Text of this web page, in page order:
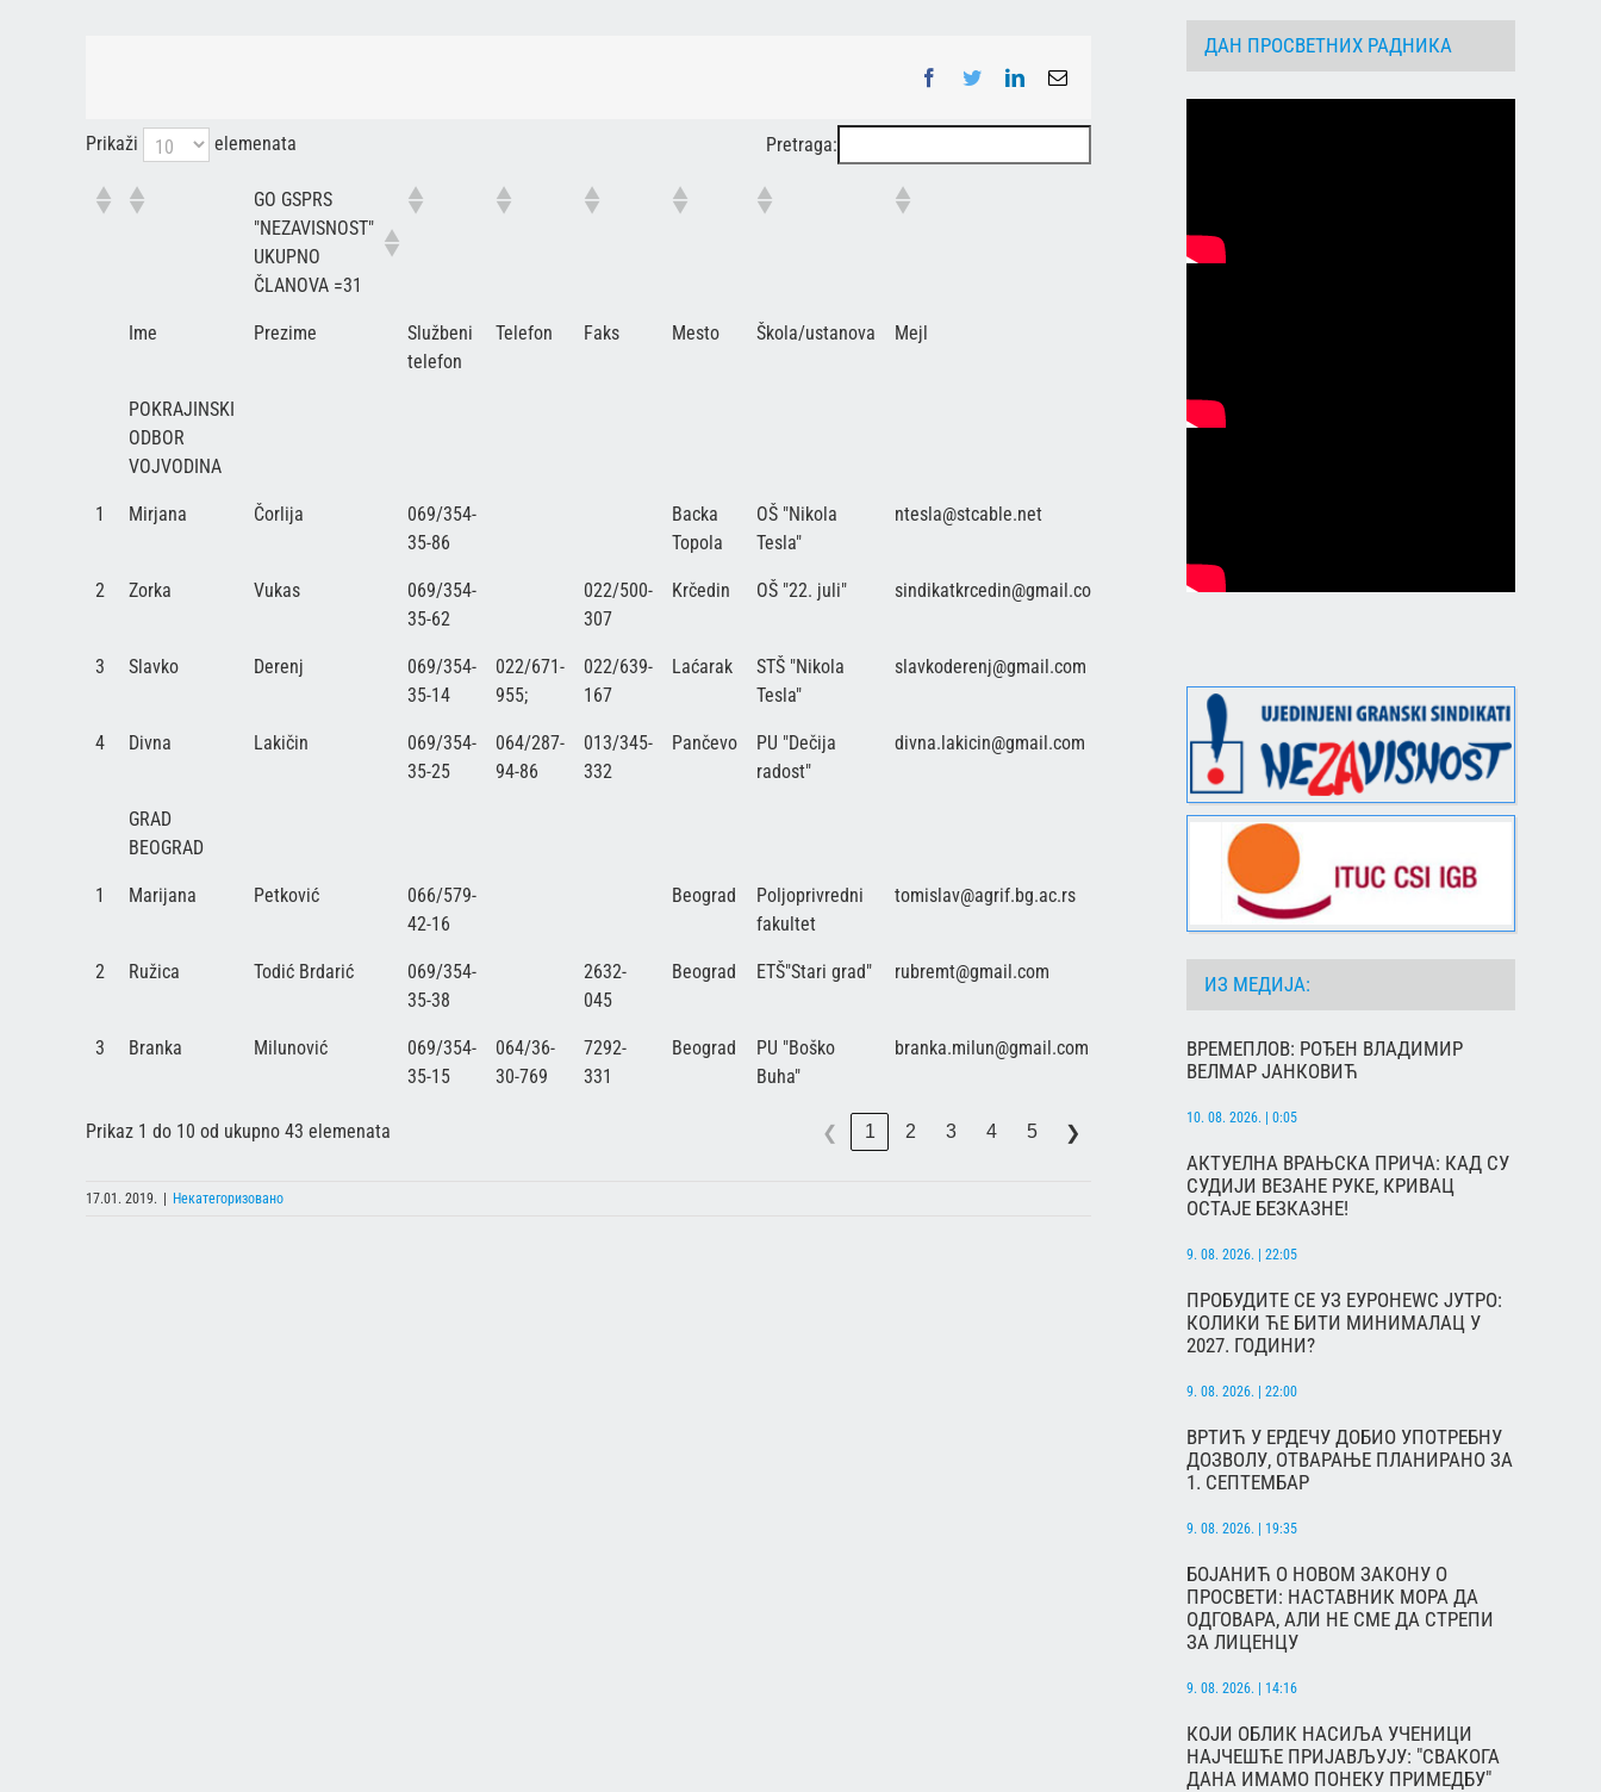
Facebook
TwitterLinkedInEmail
Prikaži elemenata Pretraga:
GO GSPRS
"NEZAVISNOST"
UKUPNO
ČLANOVA =31
Ime Prezime
Službeni
telefon
Telefon Faks Mesto Škola/ustanova Mejl
POKRAJINSKI
ODBOR
VOJVODINA
1 Mirjana Čorlija
069/354-
35-86
Backa
Topola
OŠ "Nikola
Tesla"
ntesla@stcable.net
2 Zorka Vukas
069/354-
35-62
022/500-
307
Krčedin OŠ "22. juli" sindikatkrcedin@gmail.com
3 Slavko Derenj
069/354-
35-14
022/671-
955;
022/639-
167
Laćarak
STŠ "Nikola
Tesla"
slavkoderenj@gmail.com
4 Divna Lakičin
069/354-
35-25
064/287-
94-86
013/345-
332
Pančevo
PU "Dečija
radost"
divna.lakicin@gmail.com
GRAD
BEOGRAD
1 Marijana Petković
066/579-
42-16
Beograd
Poljoprivredni
fakultet
tomislav@agrif.bg.ac.rs
2 Ružica Todić Brdarić
069/354-
35-38
2632-
045
Beograd ETŠ"Stari grad" rubremt@gmail.com
3 Branka Milunović
069/354-
35-15
064/36-
30-769
7292-
331
Beograd
PU "Boško
Buha"
branka.milun@gmail.com
Prikaz 1 do 10 od ukupno 43 elemenata ❮ 1 2 3 4 5 ❯
17.01. 2019. Некатегоризовано
ДАН ПРОСВЕТНИХ РАДНИКА
ИЗ МЕДИЈА:
ВРЕМЕПЛОВ: РОЂЕН ВЛАДИМИР
ВЕЛМАР ЈАНКОВИЋ
10. 08. 2026. | 0:05
АКТУЕЛНА ВРАЊСКА ПРИЧА: КАД СУ
СУДИЈИ ВЕЗАНЕ РУКЕ, КРИВАЦ
ОСТАЈЕ БЕЗКАЗНЕ!
9. 08. 2026. | 22:05
ПРОБУДИТЕ СЕ УЗ ЕУРОНЕWС ЈУТРО:
КОЛИКИ ЋЕ БИТИ МИНИМАЛАЦ У
2027. ГОДИНИ?
9. 08. 2026. | 22:00
ВРТИЋ У ЕРДЕЧУ ДОБИО УПОТРЕБНУ
ДОЗВОЛУ, ОТВАРАЊЕ ПЛАНИРАНО ЗА
1. СЕПТЕМБАР
9. 08. 2026. | 19:35
БОЈАНИЋ О НОВОМ ЗАКОНУ О
ПРОСВЕТИ: НАСТАВНИК МОРА ДА
ОДГОВАРА, АЛИ НЕ СМЕ ДА СТРЕПИ
ЗА ЛИЦЕНЦУ
9. 08. 2026. | 14:16
КОЈИ ОБЛИК НАСИЉА УЧЕНИЦИ
НАЈЧЕШЋЕ ПРИЈАВЉУЈУ: "СВАКОГА
ДАНА ИМАМО ПОНЕКУ ПРИМЕДБУ"